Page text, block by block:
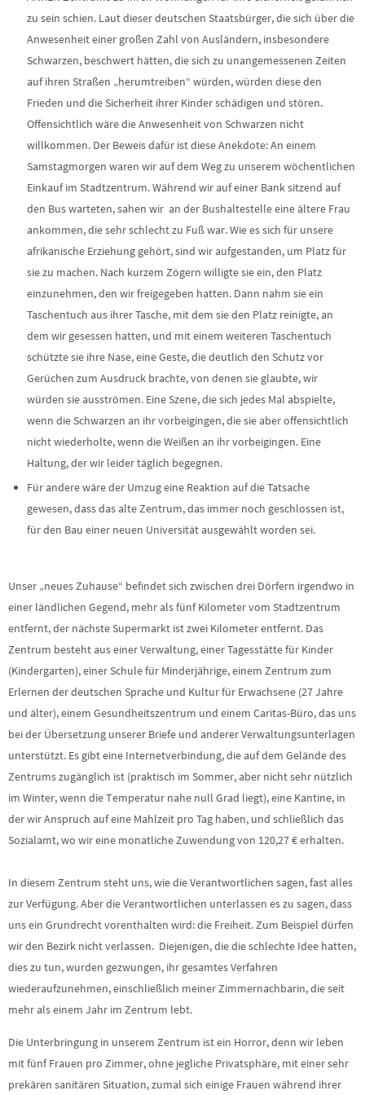
zu sein schien. Laut dieser deutschen Staatsbürger, die sich über die
Anwesenheit einer großen Zahl von Ausländern, insbesondere
Schwarzen, beschwert hätten, die sich zu unangemessenen Zeiten
auf ihren Straßen „herumtreiben“ würden, würden diese den
Frieden und die Sicherheit ihrer Kinder schädigen und stören.
Offensichtlich wäre die Anwesenheit von Schwarzen nicht
willkommen. Der Beweis dafür ist diese Anekdote: An einem
Samstagmorgen waren wir auf dem Weg zu unserem wöchentlichen
Einkauf im Stadtzentrum. Während wir auf einer Bank sitzend auf
den Bus warteten, sahen wir an der Bushaltestelle eine ältere Frau
ankommen, die sehr schlecht zu Fuß war. Wie es sich für unsere
afrikanische Erziehung gehört, sind wir aufgestanden, um Platz für
sie zu machen. Nach kurzem Zögern willigte sie ein, den Platz
einzunehmen, den wir freigegeben hatten. Dann nahm sie ein
Taschentuch aus ihrer Tasche, mit dem sie den Platz reinigte, an
dem wir gesessen hatten, und mit einem weiteren Taschentuch
schützte sie ihre Nase, eine Geste, die deutlich den Schutz vor
Gerüchen zum Ausdruck brachte, von denen sie glaubte, wir
würden sie ausströmen. Eine Szene, die sich jedes Mal abspielte,
wenn die Schwarzen an ihr vorbeigingen, die sie aber offensichtlich
nicht wiederholte, wenn die Weißen an ihr vorbeigingen. Eine
Haltung, der wir leider täglich begegnen.
Für andere wäre der Umzug eine Reaktion auf die Tatsache
gewesen, dass das alte Zentrum, das immer noch geschlossen ist,
für den Bau einer neuen Universität ausgewählt worden sei.
Unser „neues Zuhause“ befindet sich zwischen drei Dörfern irgendwo in
einer ländlichen Gegend, mehr als fünf Kilometer vom Stadtzentrum
entfernt, der nächste Supermarkt ist zwei Kilometer entfernt. Das
Zentrum besteht aus einer Verwaltung, einer Tagesstätte für Kinder
(Kindergarten), einer Schule für Minderjährige, einem Zentrum zum
Erlernen der deutschen Sprache und Kultur für Erwachsene (27 Jahre
und älter), einem Gesundheitszentrum und einem Caritas-Büro, das uns
bei der Übersetzung unserer Briefe und anderer Verwaltungsunterlagen
unterstützt. Es gibt eine Internetverbindung, die auf dem Gelände des
Zentrums zugänglich ist (praktisch im Sommer, aber nicht sehr nützlich
im Winter, wenn die Temperatur nahe null Grad liegt), eine Kantine, in
der wir Anspruch auf eine Mahlzeit pro Tag haben, und schließlich das
Sozialamt, wo wir eine monatliche Zuwendung von 120,27 € erhalten.
In diesem Zentrum steht uns, wie die Verantwortlichen sagen, fast alles
zur Verfügung. Aber die Verantwortlichen unterlassen es zu sagen, dass
uns ein Grundrecht vorenthalten wird: die Freiheit. Zum Beispiel dürfen
wir den Bezirk nicht verlassen. Diejenigen, die die schlechte Idee hatten,
dies zu tun, wurden gezwungen, ihr gesamtes Verfahren
wiederaufzunehmen, einschließlich meiner Zimmernachbarin, die seit
mehr als einem Jahr im Zentrum lebt.
Die Unterbringung in unserem Zentrum ist ein Horror, denn wir leben
mit fünf Frauen pro Zimmer, ohne jegliche Privatsphäre, mit einer sehr
prekären sanitären Situation, zumal sich einige Frauen während ihrer